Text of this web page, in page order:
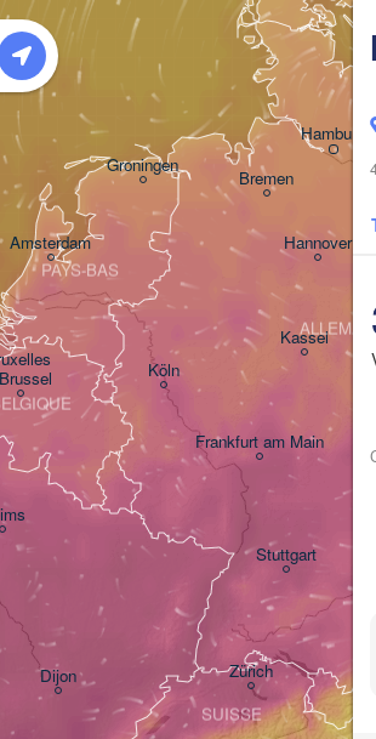
Hamburg
Köln
Amsterdam
Frankfurt am Main
Bremen
Hannover
Kassel
Groningen
PAYS-BAS
Stuttgart
Dijon Zürich
SUISSE